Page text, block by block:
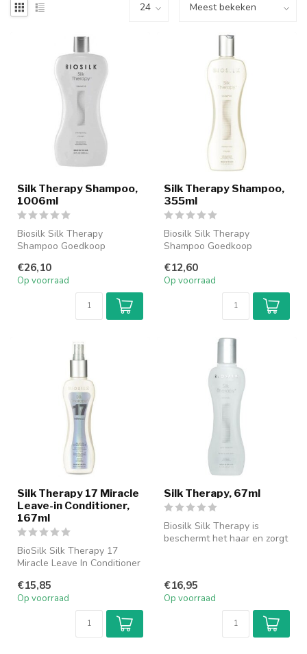
Silk Therapy Shampoo,
1006ml
Biosilk Silk Therapy
Shampoo Goedkoop
Therapy Sha...
€26,10
Op voorraad
Silk Therapy Shampoo,
355ml
Biosilk Silk Therapy
Shampoo Goedkoop
Therapy Sha...
€12,60
Op voorraad
Silk Therapy 17 Miracle
Leave-in Conditioner,
167ml
BioSilk Silk Therapy 17
Miracle Leave In Conditioner
werki...
€15,85
Op voorraad
Silk Therapy, 67ml
Biosilk Silk Therapy is
beschermt het haar en zorgt
€16,95
Op voorraad